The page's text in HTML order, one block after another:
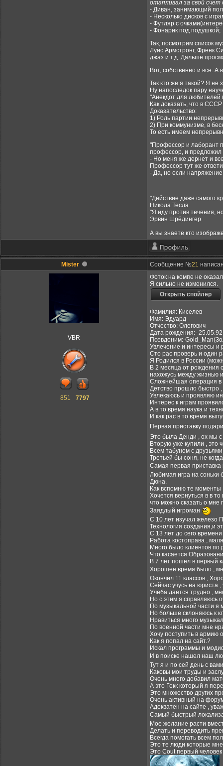
отапливал за свой
- Диван, занимающий
- Несколько дисков с
- Футляр с
- Фонарик под подушкой;
Так, посмотрим список
Луис Армстронг, Френк
джаз и т.д. Дальше
Вот, собственно и все. А
Так кто же я такой? Я не
Ну напоследок пару
"Анекдот для любителей
Как доказать, что в
Доказательство:
1) Роль партии
2) При коммунизме, в
То есть имеем
"Профессор и лаборант
профессор, и предложил
- Но меня же дернет и
Профессор тут же
- Да, но если напряжение
"Действие даже самого
Никола Тесла
"Я иду против течения,
Эрвин Шрёдингер
А вы знаете кто
Mister Сообщение №21
VBR
851 7797
Фоток на компе не
Я сильно не изменился.
Фамилия: Киселев
Имя: Эдуард
Отчество: Олегович
Дата рождения:- 25.05.92
Псевдоним:-
Увлечение и интересы и
Сто рас проверь и один
Я Родился в России
В 2 месяца от рождения
нахожусь между жизнью
Сложнейшая операция в
Детство прошло быстро
Увлекаюсь и проявляю
Интерес к играм
А в то время наука и
И как рас в то время
Первая приставку
Это была Денди , ох мы с
Вторую уже купили , это
Всем табуном с
Третьей бы соня, не
Самая первая
Любимая игра на соньки
Дюна.
Как вспомню те моменты
Хочется вернуться в в то
что можно сказать о мне
Заядлый игроман
С 10 лет изучал железо
Технология создания,и
С 13 лет до сего
Работа костоправа ,
Много было клиентов
Что касается
В 7 лет пошел в первый
Хорошее время было ,
Окончил 11 классов ,
Сейчас учусь на юриста ,
Учеба дается трудно ,
Но с этим я справляюсь
По музыкальной части я
Но больше склоняюсь к
Нравиться много
По военной части мне
Хочу поступить в армию
Как я попал на сайт.?
Искал программы и
И в поиске нашел наш
Тут я и по сей день с
Каковы мои труды и
Очень много добавил
А это Гекк который я
Это множество других
Очень активный на
Адекватен на сайте ,
Самый быстрый
Мое желание расти
Делать и переводить
Всегда помогать всем
Это те люди которые
Это Cout первый